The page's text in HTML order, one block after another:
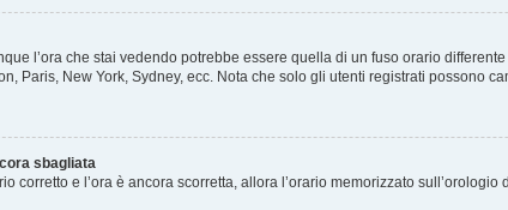
l’ora che stai vedendo potrebbe essere quella di un fuso orario
Paris, New York, Sydney, ecc. Nota che solo gli utenti registrati possono
sbagliata
corretto e l’ora è ancora scorretta, allora l’orario memorizzato